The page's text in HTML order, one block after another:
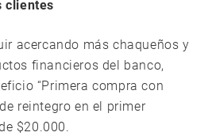
clientes
acercando más chaqueños y
financieros del banco,
“Primera compra con
reintegro en el primer
$20.000.